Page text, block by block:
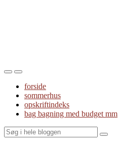
Toggle
mobile
menu
Toggle
the
search
field
forside
sommerhus
opskriftindeks
bag bagning med budget mm
Search